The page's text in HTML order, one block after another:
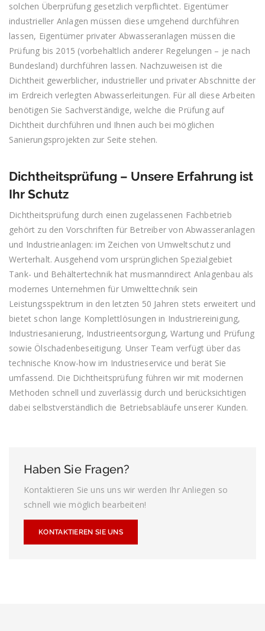
solchen Überprüfung gesetzlich verpflichtet. Eigentümer
industrieller Anlagen müssen diese umgehend durchführen
lassen, Eigentümer privater Abwasseranlagen müssen die
Prüfung bis 2015 (vorbehaltlich anderer Regelungen – je nach
Bundesland) durchführen lassen. Nachzuweisen ist die
Dichtheit gewerblicher, industrieller und privater Abschnitte der
im Erdreich verlegten Abwasserleitungen. Für all diese Arbeiten
benötigen Sie Sachverständige, welche die Prüfung auf
Dichtheit durchführen und Ihnen auch bei möglichen
Sanierungsprojekten zur Seite stehen.
Dichtheitsprüfung – Unsere Erfahrung ist
Ihr Schutz
Dichtheitsprüfung durch einen zugelassenen Fachbetrieb
gehört zu den Vorschriften für Betreiber von Abwasseranlagen
und Industrieanlagen: im Zeichen von Umweltschutz und
Werterhalt. Ausgehend vom ursprünglichen Spezialgebiet
Tank- und Behältertechnik hat musmanndirect Anlagenbau als
modernes Unternehmen für Umwelttechnik sein
Leistungsspektrum in den letzten 50 Jahren stets erweitert und
bietet schon lange Komplettlösungen in Industriereinigung,
Industriesanierung, Industrieentsorgung, Wartung und Prüfung
sowie Ölschadenbeseitigung. Unser Team verfügt über das
technische Know-how im Industrieservice und berät Sie
umfassend. Die Dichtheitsprüfung führen wir mit modernen
Methoden schnell und zuverlässig durch und berücksichtigen
dabei selbstverständlich die Betriebsabläufe unserer Kunden.
Haben Sie Fragen?
Kontaktieren Sie uns uns wir werden Ihr Anliegen so
schnell wie möglich bearbeiten!
KONTAKTIEREN SIE UNS